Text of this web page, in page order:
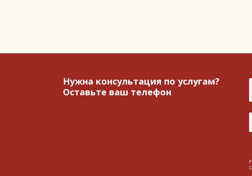
Нужна консультация по услугам?
Оставьте ваш телефон